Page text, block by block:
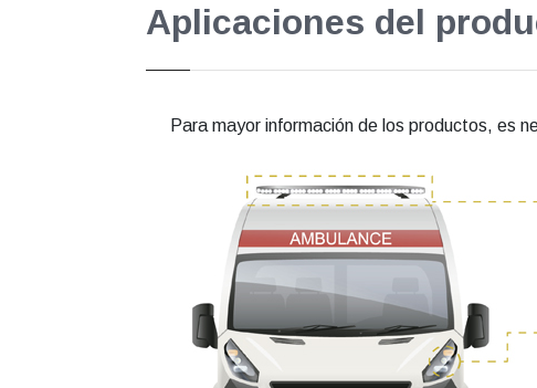
Aplicaciones del
Para mayor información de los productos, es